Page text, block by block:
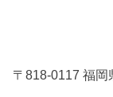
〒818-0117 福